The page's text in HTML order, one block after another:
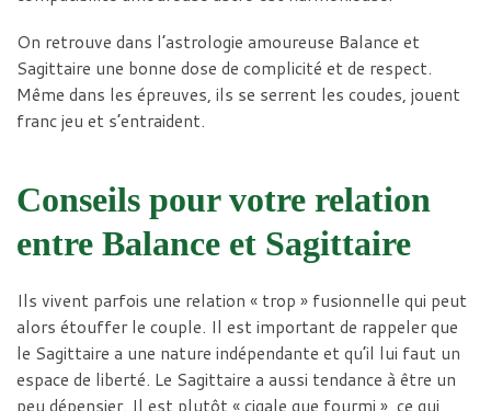
On retrouve dans l’astrologie amoureuse Balance et
Sagittaire une bonne dose de complicité et de respect.
Même dans les épreuves, ils se serrent les coudes, jouent
franc jeu et s’entraident.
Conseils pour votre relation
entre Balance et Sagittaire
Ils vivent parfois une relation « trop » fusionnelle qui peut
alors étouffer le couple. Il est important de rappeler que
le Sagittaire a une nature indépendante et qu’il lui faut un
espace de liberté. Le Sagittaire a aussi tendance à être un
peu dépensier. Il est plutôt « cigale que fourmi », ce qui